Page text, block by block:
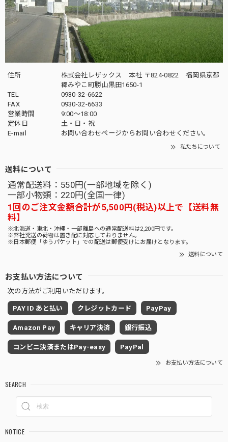
住所
株式会社レザックス 本社 〒824-0822 福岡県京都
郡みやこ町勝山黒田1650-1
TEL
0930-32-6622
FAX
0930-32-6633
営業時間
9:00〜18:00
定休日
土・日・祝
E-mail
お問い合わせページからお問い合わせください。
私たちについて
送料について
通常配送料：550円(一部地域を除く)
一部小物類：220円(全国一律)
1回のご注文金額合計が5,500円(税込)以上で【送料無
料】
※北海道・東北・沖縄・一部離島への通常配送料は2,200円です。
※弊社発送の荷物は置き配に対応しておりません。
※日本郵便「ゆうパケット」での配送は郵便受けにお届けとなります。
送料について
お支払い方法について
次の方法がご利用いただけます。
PAY ID あと払い クレジットカード PayPay
Amazon Pay キャリア決済 銀行振込
コンビニ決済またはPay-easy PayPal
お支払い方法について
SEARCH
NOTICE